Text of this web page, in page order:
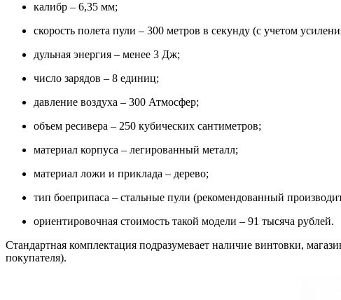
калибр – 6,35 мм;
скорость полета пули – 300 метров в секунду (с учетом
дульная энергия – менее 3 Дж;
число зарядов – 8 единиц;
давление воздуха – 300 Атмосфер;
объем ресивера – 250 кубических сантиметров;
материал корпуса – легированный металл;
материал ложи и приклада – дерево;
тип боеприпаса – стальные пули (рекомендованный
ориентировочная стоимость такой модели – 91 тысяча рублей.
Стандартная комплектация подразумевает наличие винтовки,
покупателя).